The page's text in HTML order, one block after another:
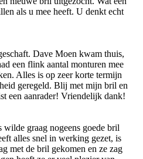
als u mee heeft. U denkt echt
Dave Moen kwam thuis,
een flink aantal monturen mee
Alles is op zeer korte termijn
geregeld. Blij met mijn bril en
een aanrader! Vriendelijk dank!
graag nogeens goede bril
alles snel in werking gezet, is
met de bril gekomen en ze zag